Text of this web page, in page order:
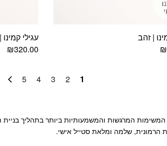
| זהב
₪
עגילי
₪320.00
1
2
3
4
5
המרגשות והמשמעותיות ביותר בתהליך
הרמונית, שלמה ומלאת סטייל אישי.